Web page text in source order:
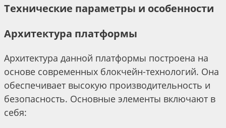
Технические параметры и особенности
Архитектура платформы
Архитектура данной платформы построена на
основе современных блокчейн-технологий. Она
обеспечивает высокую производительность и
безопасность. Основные элементы включают в
себя: